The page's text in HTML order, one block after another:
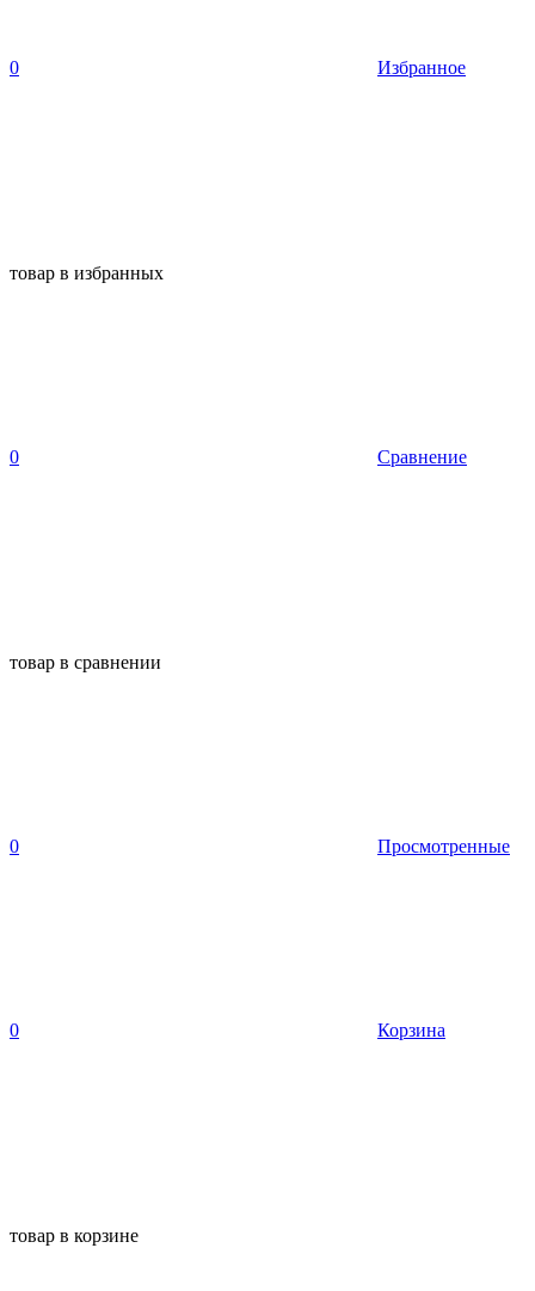
0 Избранное
товар в избранных
0 Сравнение
товар в сравнении
0 Просмотренные
0 Корзина
товар в корзине